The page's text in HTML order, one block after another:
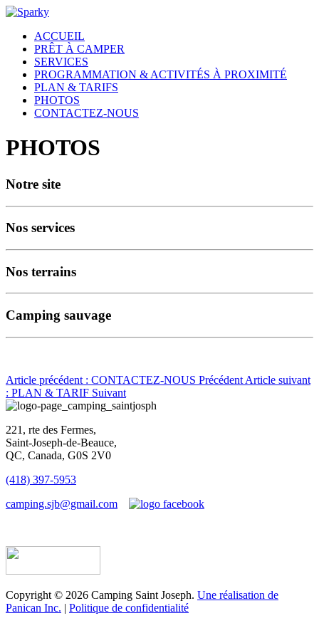
ACCUEIL
PRÊT À CAMPER
SERVICES
PROGRAMMATION & ACTIVITÉS À PROXIMITÉ
PLAN & TARIFS
PHOTOS
CONTACTEZ-NOUS
PHOTOS
Notre site
Nos services
Nos terrains
Camping sauvage
Article précédent : CONTACTEZ-NOUS Précédent Article suivant
: PLAN & TARIF Suivant
221, rte des Fermes,
Saint-Joseph-de-Beauce,
QC, Canada, G0S 2V0
(418) 397-5953
camping.sjb@gmail.com
Copyright © 2026 Camping Saint Joseph. Une réalisation de
Panican Inc. | Politique de confidentialité